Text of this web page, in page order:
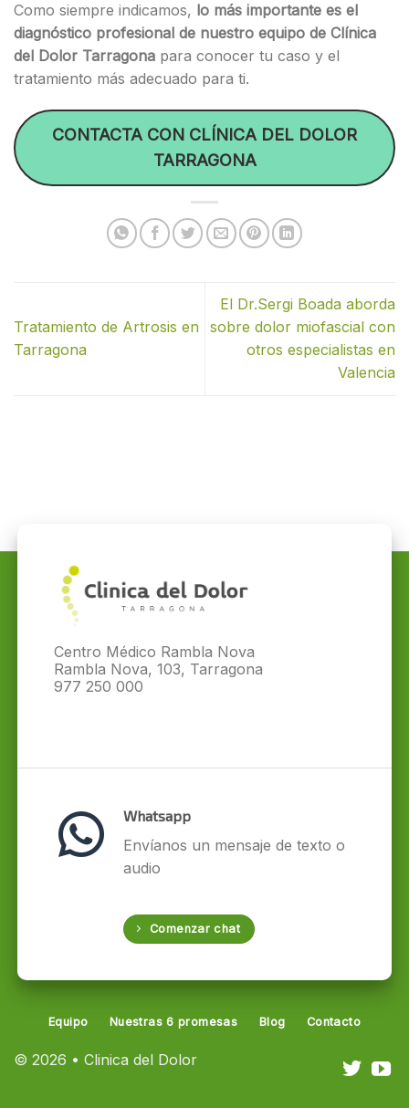
Como siempre indicamos, lo más importante es el
diagnóstico profesional de nuestro equipo de Clínica
del Dolor Tarragona para conocer tu caso y el
tratamiento más adecuado para ti.
CONTACTA CON CLÍNICA DEL DOLOR
TARRAGONA
Tratamiento de Artrosis en
Tarragona
El Dr.Sergi Boada aborda
sobre dolor miofascial con
otros especialistas en
Valencia
Centro Médico Rambla Nova
Rambla Nova, 103, Tarragona
977 250 000
Whatsapp
Envíanos un mensaje de texto o
audio
Comenzar chat
© 2026 • Clinica del Dolor
Equipo Nuestras 6 promesas Blog Contacto